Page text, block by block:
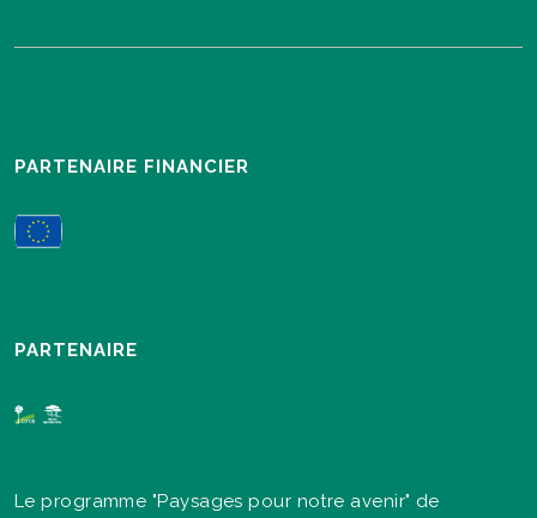
PARTENAIRE FINANCIER
PARTENAIRE
Le programme "Paysages pour notre avenir" de